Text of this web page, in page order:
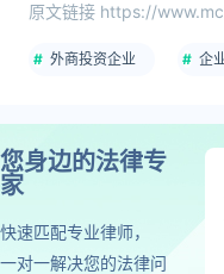
原文链接 https://
外商投资企业 企
您身边的法律专
家
快速匹配专业律师，
一对一解决您的法律问